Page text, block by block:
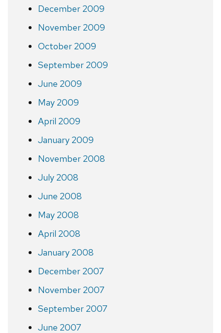
December 2009
November 2009
October 2009
September 2009
June 2009
May 2009
April 2009
January 2009
November 2008
July 2008
June 2008
May 2008
April 2008
January 2008
December 2007
November 2007
September 2007
June 2007